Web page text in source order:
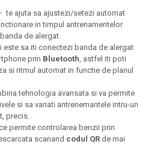
te ajuta sa ajustezi/setezi automat
in timpul antrenamentelor
de alergat.
este sa iti conectezi banda de alergat
prin Bluetooth , astfel iti poti
si ritmul automat in functie de planul
tehnologia avansata si va permite
si sa variati antrenemantele intru-un
precis.
permite controlarea benzii prin
scanand codul QR de mai